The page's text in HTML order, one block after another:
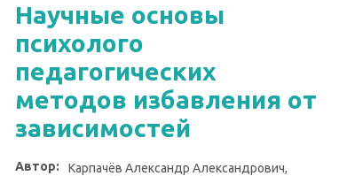
Научные основы
психолого
педагогических
методов избавления от
зависимостей
Автор:
Карпачёв Александр Александрович,